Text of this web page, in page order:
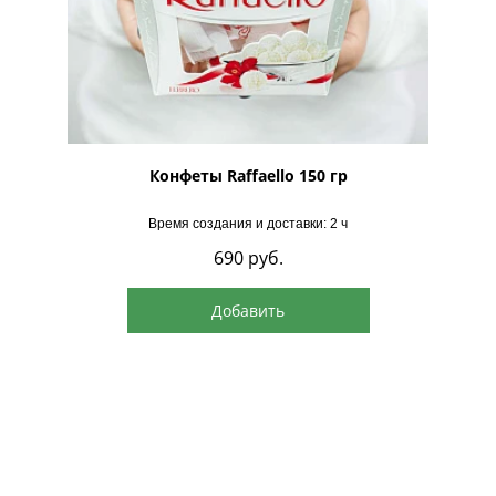
Конфеты Raffaello 150 гр
Время создания и доставки: 2 ч
690 руб.
Добавить